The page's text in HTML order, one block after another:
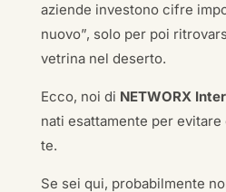
aziende investono cifre
nuovo”, solo per poi
vetrina nel deserto.
Ecco, noi di NETWORX
nati esattamente per
te.
Se sei qui, probabilmente